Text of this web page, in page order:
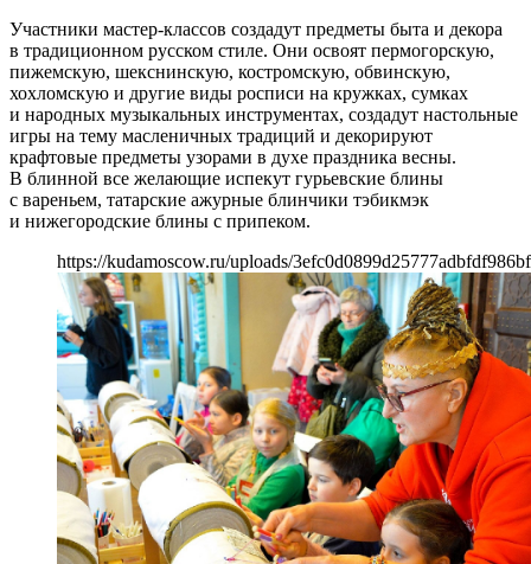
Участники мастер-классов создадут предметы быта и декора
в традиционном русском стиле. Они освоят пермогорскую,
пижемскую, шекснинскую, костромскую, обвинскую,
хохломскую и другие виды росписи на кружках, сумках
и народных музыкальных инструментах, создадут настольные
игры на тему масленичных традиций и декорируют
крафтовые предметы узорами в духе праздника весны.
В блинной все желающие испекут гурьевские блины
с вареньем, татарские ажурные блинчики тэбикмэк
и нижегородские блины с припеком.
https://kudamoscow.ru/uploads/